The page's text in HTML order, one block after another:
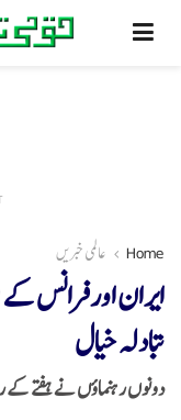
Home عالمی خبریں
ایران اور فرانس
تبادلہ خیال
دونوں رہنماؤں نے ہفتے کے